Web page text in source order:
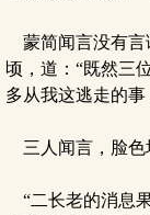
蒙简闻言没有言
顷，道：“既然三
多从我这逃走的
三人闻言，脸色
“二长老的消息